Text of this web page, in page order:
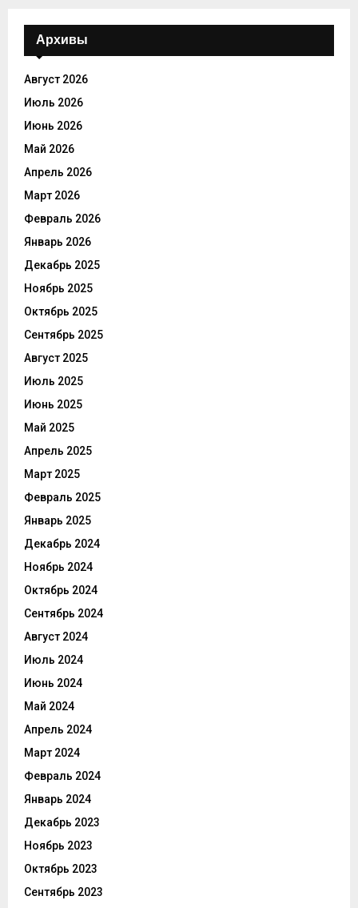
Архивы
Август 2026
Июль 2026
Июнь 2026
Май 2026
Апрель 2026
Март 2026
Февраль 2026
Январь 2026
Декабрь 2025
Ноябрь 2025
Октябрь 2025
Сентябрь 2025
Август 2025
Июль 2025
Июнь 2025
Май 2025
Апрель 2025
Март 2025
Февраль 2025
Январь 2025
Декабрь 2024
Ноябрь 2024
Октябрь 2024
Сентябрь 2024
Август 2024
Июль 2024
Июнь 2024
Май 2024
Апрель 2024
Март 2024
Февраль 2024
Январь 2024
Декабрь 2023
Ноябрь 2023
Октябрь 2023
Сентябрь 2023